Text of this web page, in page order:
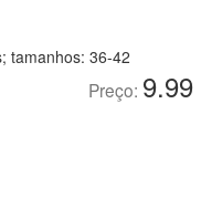
tamanhos: 36-42
Preço: 9.99